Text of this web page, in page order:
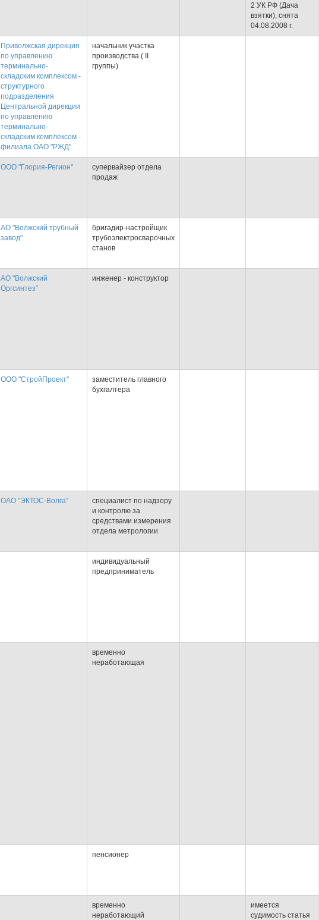
2 УК РФ (Дача
взятки), снята
04.08.2008 г.
Приволжская дирекция
по управлению
терминально-
складским комплексом -
структурного
подразделения
Центральной дирекции
по управлению
терминально-
складским комплексом -
филиала ОАО "РЖД"
начальник участка
производства ( II
группы)
ООО "Глория-Регион"
супервайзер отдела
продаж
АО "Волжский трубный
завод"
бригадир-настройщик
трубоэлектросварочных
станов
АО "Волжский
Оргсинтез"
инженер - конструктор
ООО "СтройПроект"
заместитель главного
бухгалтера
ОАО "ЭКТОС-Волга"
специалист по надзору
и контролю за
средствами измерения
отдела метрологии
индивидуальный
предприниматель
временно
неработающая
пенсионер
временно
неработающий
имеется
судимость статья